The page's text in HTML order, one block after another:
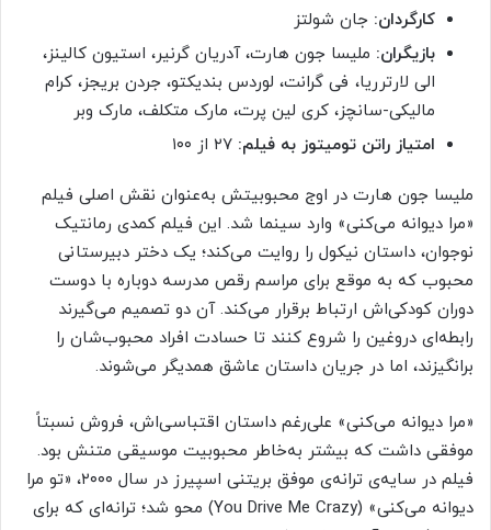
کارگردان: جان شولتز
بازیگران: ملیسا جون هارت، آدریان گرنیر، استیون کالینز،
الی لارترریا، فی گرانت، لوردس بندیکتو، جردن بریجز، کرام
مالیکی-سانچز، کری لین پرت، مارک متکلف، مارک وبر
امتیاز راتن تومیتوز به فیلم: ۲۷ از ۱۰۰
ملیسا جون هارت در اوج محبوبیتش به‌عنوان نقش اصلی فیلم
«مرا دیوانه می‌کنی» وارد سینما شد. این فیلم کمدی رمانتیک
نوجوان، داستان نیکول را روایت می‌کند؛ یک دختر دبیرستانی
محبوب که به موقع برای مراسم رقص مدرسه دوباره با دوست
دوران کودکی‌اش ارتباط برقرار می‌کند. آن دو تصمیم می‌گیرند
رابطه‌ای دروغین را شروع کنند تا حسادت افراد محبوب‌شان را
برانگیزند، اما در جریان داستان عاشق همدیگر می‌شوند.
«مرا دیوانه می‌کنی» علی‌رغم داستان اقتباسی‌اش، فروش نسبتاً
موفقی داشت که بیشتر به‌خاطر محبوبیت موسیقی متنش بود.
فیلم در سایه‌ی ترانه‌ی موفق بریتنی اسپیرز در سال ۲۰۰۰، «تو مرا
دیوانه می‌کنی» (You Drive Me Crazy) محو شد؛ ترانه‌ای که برای